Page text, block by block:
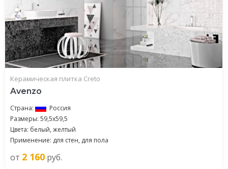
Керамическая плитка Creto
Avenzo
Страна:
Россия
Размеры: 59,5x59,5
Цвета: белый, желтый
Применение: для стен, для пола
от 2 160 руб.